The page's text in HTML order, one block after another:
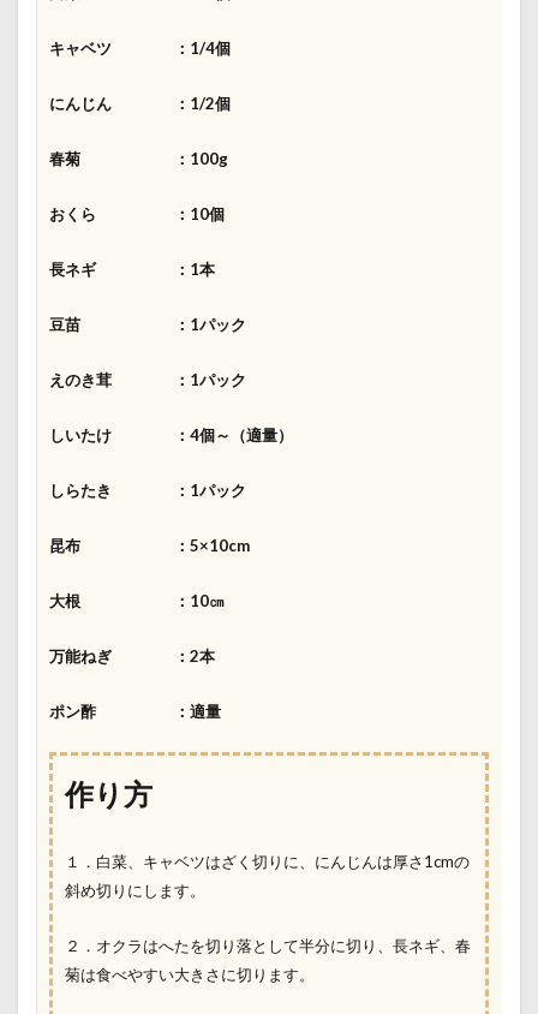
キャベツ ：1/4個
にんじん ：1/2個
春菊 ：100g
おくら ：10個
長ネギ ：1本
豆苗 ：1パック
えのき茸 ：1パック
しいたけ ：4個～（適量）
しらたき ：1パック
昆布 ：5×10cm
大根 ：10㎝
万能ねぎ ：2本
ポン酢 ：適量
作り方
１．白菜、キャベツはざく切りに、にんじんは厚さ1cmの
斜め切りにします。
２．オクラはへたを切り落として半分に切り、長ネギ、春
菊は食べやすい大きさに切ります。